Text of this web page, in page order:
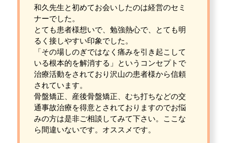
和久先生と初めてお会いしたのは経営のセミ
ナーでした。
とても患者様想いで、勉強熱心で、とても明
るく接しやすい印象でした。
「その場しのぎではなく痛みを引き起こして
いる根本的を解消する」というコンセプトで
治療活動をされており沢山の患者様から信頼
されています。
骨盤矯正、産後骨盤矯正、むち打ちなどの交
通事故治療を得意とされておりますのでお悩
みの方は是非ご相談してみて下さい。ここな
ら間違いないです。オススメです。